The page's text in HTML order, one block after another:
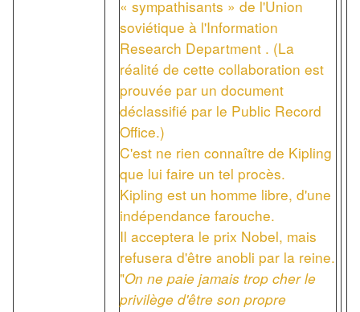
« sympathisants » de l'Union
soviétique à l'Information
Research Department . (La
réalité de cette collaboration est
prouvée par un document
déclassifié par le Public Record
Office.)
C'est ne rien connaître de Kipling
que lui faire un tel procès.
Kipling est un homme libre, d'une
indépendance farouche.
Il acceptera le prix Nobel, mais
refusera d'être anobli par la reine.
"On ne paie jamais trop cher le
privilège d'être son propre